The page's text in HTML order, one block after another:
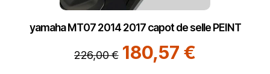
yamaha MT07 2014 2017 capot de selle PEINT
226,00 € 180,57 €